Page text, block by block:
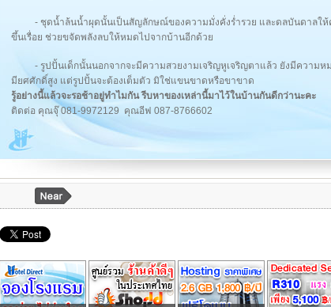
- ชุดน้ำล้นน้ำผุดนั้นเป็นสัญลักษณ์ของความมั่งคั่งร่ำรวย และดลบันดาลให้
ขึ้นเรื่อย ช่วยขจัดพลังลบให้หมดไปจากบ้านอีกด้วย
- รูปปั้นเด็กนั้นนอกจากจะมีความสวยงามเจริญหูเจริญตาแล้ว ยังมีความ
มียศศักดิ์สูง แต่รูปปั้นจะต้องเต็มตัว มิใช่แขนขาดหรือขาขาด
รู้อย่างนี้แล้วจะรอช้าอยู่ทำไมกัน รีบหาของเหล่านี้มาไว้ในบ้านกันดีกว่านะคะ
ติดต่อ คุณจุ๊ 081-9972129 คุณอีฟ 087-8766602